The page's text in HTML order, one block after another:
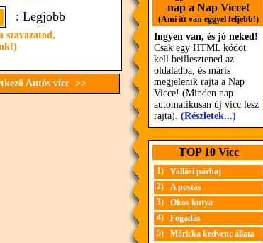
: Legjobb
Autós vicc >>
nap a Nap Vicce!
(Ami itt van eggyel feljebb!)
Ingyen van, és jó neked!
Csak egy HTML kódot
kell beillesztened az
oldaladba, és máris
megjelenik rajta a Nap
Vicce! (Minden nap
automatikusan új vicc lesz
rajta). (Részletek...)
TOP 10 Vicc
1)
Vallási párbaj
2)
A postás
3)
Okos kutya
4)
Fogadás
5)
Móricka kedvenc állata